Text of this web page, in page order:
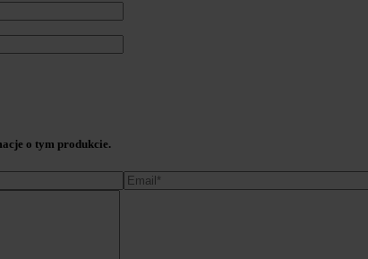
o tym produkcie.